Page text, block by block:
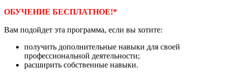
ОБУЧЕНИЕ БЕСПЛАТНОЕ!*
Вам подойдет эта программа, если вы хотите:
получить дополнительные навыки для своей
профессиональной деятельности;
расширить собственные навыки.